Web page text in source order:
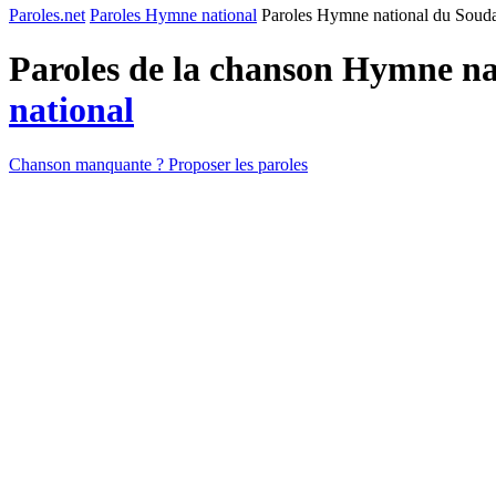
Paroles.net Paroles Hymne national Paroles Hymne national du
Paroles de la chanson Hymne
national
Chanson manquante ? Proposer les paroles